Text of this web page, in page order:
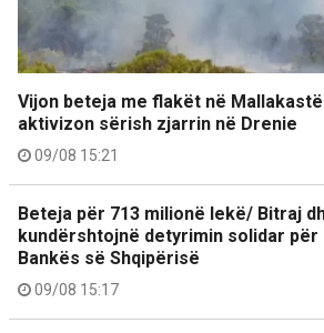
Vijon beteja me flakët në
aktivizon sërish zjarrin në Drenie
09/08 15:21
Beteja për 713 milionë lekë/ Bitraj
kundërshtojnë detyrimin solidar për
Bankës së Shqipërisë
09/08 15:17